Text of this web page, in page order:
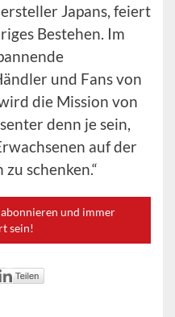
Japans, feiert
Bestehen. Im
und Fans von
die Mission von
denn je sein,
auf der
schenken.“
und immer
sein!